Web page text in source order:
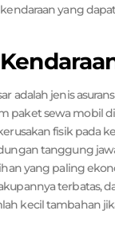
yang
adalah jenis
paket sewa mobil
fisik pada
tanggung
yang paling
terbatas,
kecil tambahan